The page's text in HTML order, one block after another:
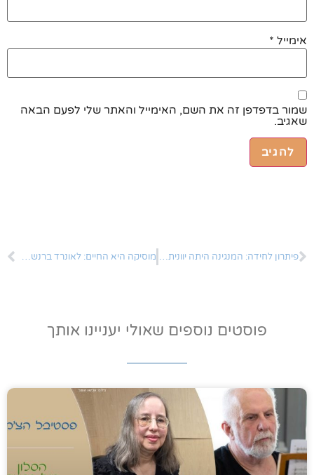
אימייל *
שמור בדפדפן זה את השם, האימייל והאתר שלי לפעם הבאה
שאגיב.
פיתרון לחידה: המנגינה היתה יוונית או חסידית? מוסיקה היא החיים: לאונרד ברנשטיין חגג 104 ב-25 לאוג'
פוסטים נוספים שאולי יעניינו אותך